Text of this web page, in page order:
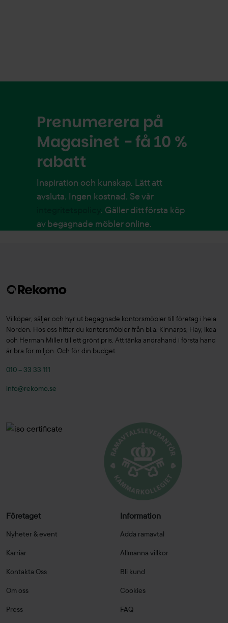
Prenumerera på
Magasinet - få 10 %
rabatt
Inspiration och kunskap. Lätt att
avsluta. Ingen kostnad. Se vår
. Gäller ditt första köp
av begagnade möbler online.
Vi köper, säljer och hyr ut begagnade kontorsmöbler till företag i hela
Norden. Hos oss hittar du kontorsmöbler från bl.a. Kinnarps, Hay, Ikea
och Herman Miller till ett grönt pris. Att tänka andrahand i första hand
är bra för miljön. Och för din budget.
010 – 33 33 111
info@rekomo.se
Företaget
Nyheter & event
Karriär
Kontakta Oss
Om oss
Press
Information
Adda ramavtal
Allmänna villkor
Bli kund
Cookies
FAQ